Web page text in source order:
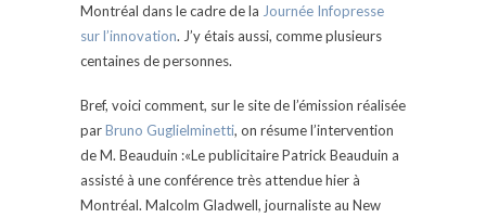
Montréal dans le cadre de la Journée Infopresse
sur l’innovation. J’y étais aussi, comme plusieurs
centaines de personnes.
Bref, voici comment, sur le site de l’émission réalisée
parBruno Guglielminetti, on résume l’intervention
de M. Beauduin :«Le publicitaire Patrick Beauduin a
assisté à une conférence très attendue hier à
Montréal. Malcolm Gladwell, journaliste au New